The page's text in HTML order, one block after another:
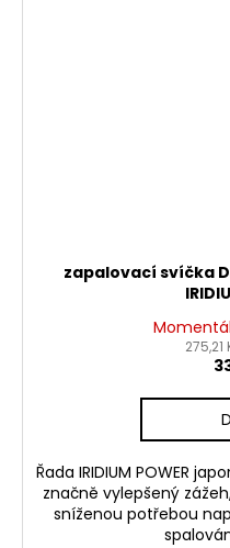
zapalovací svíčka
275,21
Řada IRIDIUM POWER
značně vylepšený
sníženou potřebou